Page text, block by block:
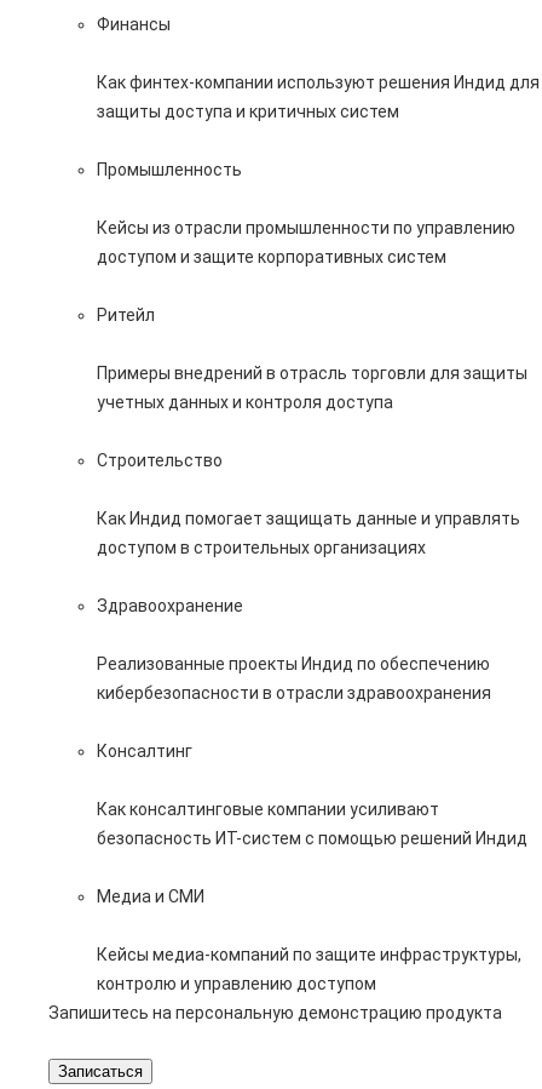
Финансы
Как финтех-компании используют решения Индид для
защиты доступа и критичных систем
Промышленность
Кейсы из отрасли промышленности по управлению
доступом и защите корпоративных систем
Ритейл
Примеры внедрений в отрасль торговли для защиты
учетных данных и контроля доступа
Строительство
Как Индид помогает защищать данные и управлять
доступом в строительных организациях
Здравоохранение
Реализованные проекты Индид по обеспечению
кибербезопасности в отрасли здравоохранения
Консалтинг
Как консалтинговые компании усиливают
безопасность ИТ-систем с помощью решений Индид
Медиа и СМИ
Кейсы медиа-компаний по защите инфраструктуры,
контролю и управлению доступом
Запишитесь на персональную демонстрацию продукта
Записаться